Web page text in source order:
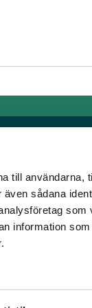
till användarna,
sådana
som
information